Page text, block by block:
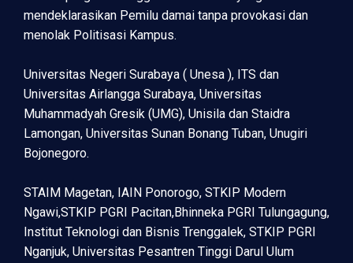
mendeklarasikan Pemilu damai tanpa provokasi dan
menolak Politisasi Kampus.
Universitas Negeri Surabaya ( Unesa ), ITS dan
Universitas Airlangga Surabaya, Universitas
Muhammadyah Gresik (UMG), Unisila dan Staidra
Lamongan, Universitas Sunan Bonang Tuban, Unugiri
Bojonegoro.
STAIM Magetan, IAIN Ponorogo, STKIP Modern
Ngawi,STKIP PGRI Pacitan,Bhinneka PGRI Tulungagung,
Institut Teknologi dan Bisnis Trenggalek, STKIP PGRI
Nganjuk, Universitas Pesantren Tinggi Darul Ulum